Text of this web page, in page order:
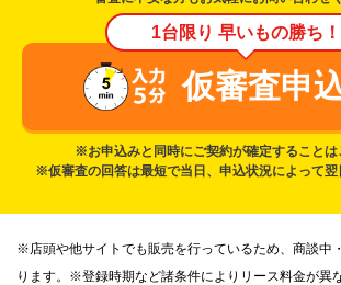
1台限り 早いもの勝ち！
仮審査申
※お申込みと同時にご契約が確定することは
※仮審査の回答は最短で当日、申込状況によって翌
※店頭や他サイトでも販売を行っているため、商談中
ります。※登録時期など諸条件によりリース料金が異